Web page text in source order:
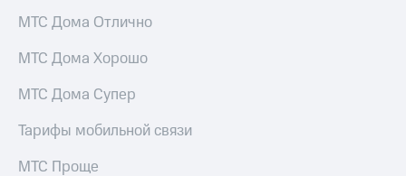
Описание
Еврооблигации-2023
Уведомление
о
погашении
именных
Другое
Регистратор
МТС Дома Отлично
МТС Дома Хорошо
МТС Дома Супер
Тарифы мобильной связи
МТС Проще